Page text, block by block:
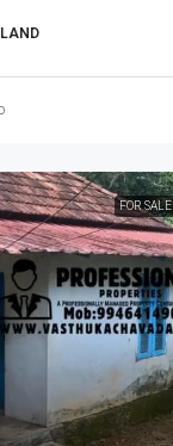
FOR SALE